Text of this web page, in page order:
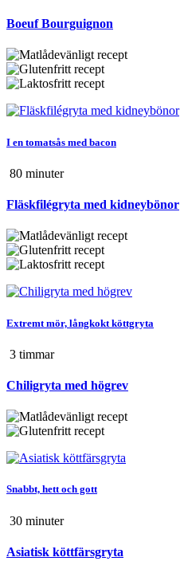
Boeuf Bourguignon
I en tomatsås med bacon
80 minuter
Fläskfilégryta med kidneybönor
Extremt mör, långkokt köttgryta
3 timmar
Chiligryta med högrev
Snabbt, hett och gott
30 minuter
Asiatisk köttfärsgryta